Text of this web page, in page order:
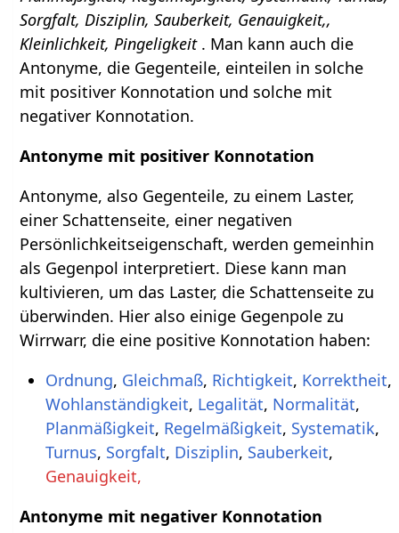
Sorgfalt, Disziplin, Sauberkeit, Genauigkeit,,
Kleinlichkeit, Pingeligkeit . Man kann auch die
Antonyme, die Gegenteile, einteilen in solche
mit positiver Konnotation und solche mit
negativer Konnotation.
Antonyme mit positiver Konnotation
Antonyme, also Gegenteile, zu einem Laster,
einer Schattenseite, einer negativen
Persönlichkeitseigenschaft, werden gemeinhin
als Gegenpol interpretiert. Diese kann man
kultivieren, um das Laster, die Schattenseite zu
überwinden. Hier also einige Gegenpole zu
Wirrwarr, die eine positive Konnotation haben:
Ordnung, Gleichmaß, Richtigkeit, Korrektheit,
Wohlanständigkeit, Legalität, Normalität,
Planmäßigkeit, Regelmäßigkeit, Systematik,
Turnus, Sorgfalt, Disziplin, Sauberkeit,
Genauigkeit,
Antonyme mit negativer Konnotation